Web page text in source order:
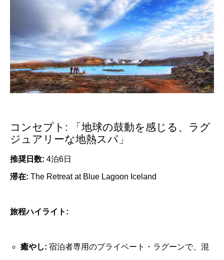
コンセプト: 「地球の鼓動を感じる、ラグ
ジュアリーな地熱スパ」
推奨日数: 4泊6日
滞在: The Retreat at Blue Lagoon Iceland
旅程ハイライト:
癒やし: 宿泊者専用のプライベート・ラグーンで、混